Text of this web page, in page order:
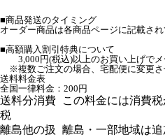
■商品発送のタイミング
オーダー商品は各商品ページに記載され
■高額購入割引特典について
3,000円(税込)以上のお買い上げでメ
※複数ご注文の場合、宅配便に変更さ
送料料金表
全国一律料金：200円
送料分消費
税
この料金には消費税
離島他の扱
離島・一部地域は